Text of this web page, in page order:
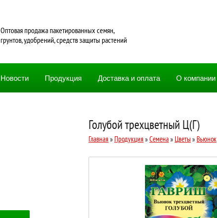
Oптовая продажа пакетированных семян,
грунтов, удобрений, средств защиты растений
Новости Продукция Доставка и оплата О компании
Голубой трехцветный Ц(Г)
Главная » Продукция »Семена» Цветы» Вьюнок